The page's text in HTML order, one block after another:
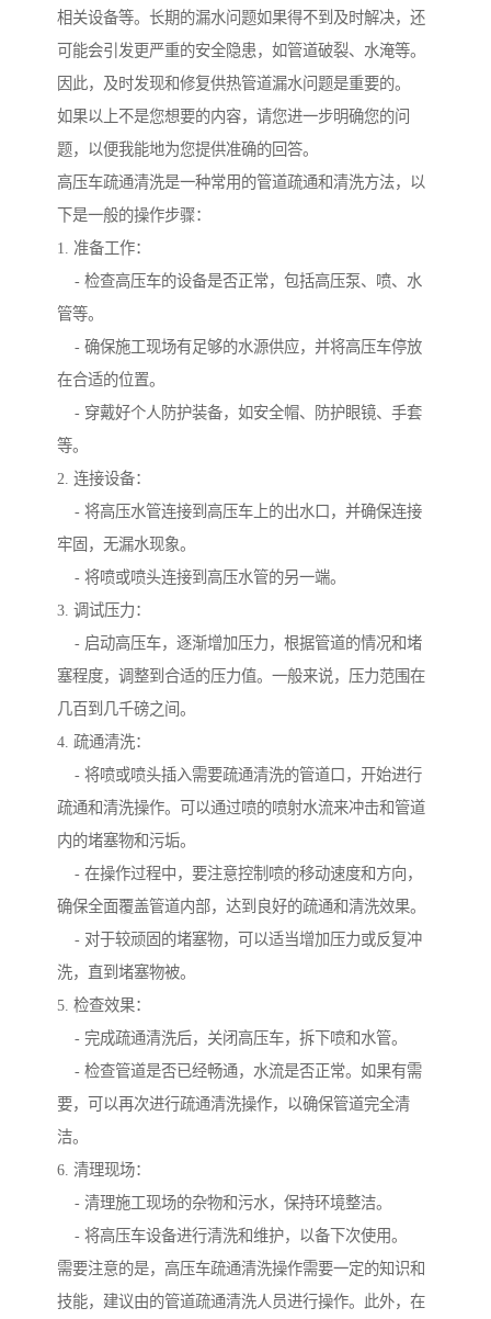
相关设备等。长期的漏水问题如果得不到及时解决，还
可能会引发更严重的安全隐患，如管道破裂、水淹等。
因此，及时发现和修复供热管道漏水问题是重要的。
如果以上不是您想要的内容，请您进一步明确您的问
题，以便我能地为您提供准确的回答。
高压车疏通清洗是一种常用的管道疏通和清洗方法，以
下是一般的操作步骤：
1. 准备工作：
- 检查高压车的设备是否正常，包括高压泵、喷、水
管等。
- 确保施工现场有足够的水源供应，并将高压车停放
在合适的位置。
- 穿戴好个人防护装备，如安全帽、防护眼镜、手套
等。
2. 连接设备：
- 将高压水管连接到高压车上的出水口，并确保连接
牢固，无漏水现象。
- 将喷或喷头连接到高压水管的另一端。
3. 调试压力：
- 启动高压车，逐渐增加压力，根据管道的情况和堵
塞程度，调整到合适的压力值。一般来说，压力范围在
几百到几千磅之间。
4. 疏通清洗：
- 将喷或喷头插入需要疏通清洗的管道口，开始进行
疏通和清洗操作。可以通过喷的喷射水流来冲击和管道
内的堵塞物和污垢。
- 在操作过程中，要注意控制喷的移动速度和方向，
确保全面覆盖管道内部，达到良好的疏通和清洗效果。
- 对于较顽固的堵塞物，可以适当增加压力或反复冲
洗，直到堵塞物被。
5. 检查效果：
- 完成疏通清洗后，关闭高压车，拆下喷和水管。
- 检查管道是否已经畅通，水流是否正常。如果有需
要，可以再次进行疏通清洗操作，以确保管道完全清
洁。
6. 清理现场：
- 清理施工现场的杂物和污水，保持环境整洁。
- 将高压车设备进行清洗和维护，以备下次使用。
需要注意的是，高压车疏通清洗操作需要一定的知识和
技能，建议由的管道疏通清洗人员进行操作。此外，在